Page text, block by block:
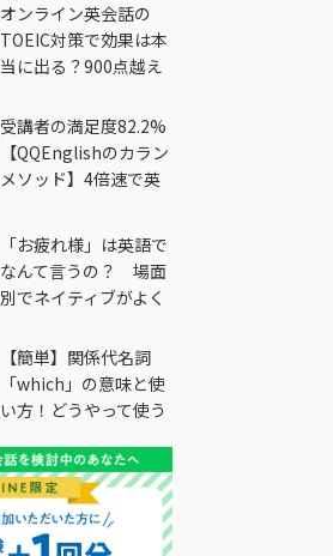
オンライン英会話の
TOEIC対策で効果は本
当に出る？900点越え
受講者の満足度82.2%
【QQEnglishのカラン
メソッド】4倍速で英
法とは？
「お疲れ様」は英語で
なんて言うの？ 場面
別でネイティブがよく
説
【簡単】関係代名詞
「which」の意味と使
い方！どうやって使う